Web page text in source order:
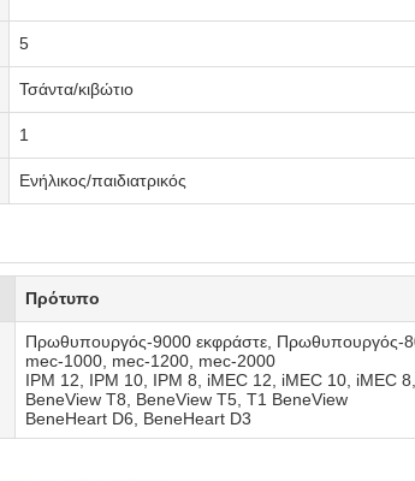
5
Τσάντα/κιβώτιο
1
Ενήλικος/παιδιατρικός
Πρότυπο
Πρωθυπουργός-9000 εκφράστε, Πρωθυπουργός-
mec-1000, mec-1200, mec-2000
IPM 12, IPM 10, IPM 8, iMEC 12, iMEC 10, iMEC
BeneView T8, BeneView T5, T1 BeneView
BeneHeart D6, BeneHeart D3